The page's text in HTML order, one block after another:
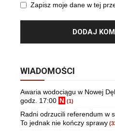
Zapisz moje dane w tej
WIADOMOŚCI
Awaria wodociągu w Nowej
godz. 17:00 N (1)
Radni odrzucili referendum w
To jednak nie kończy sprawy